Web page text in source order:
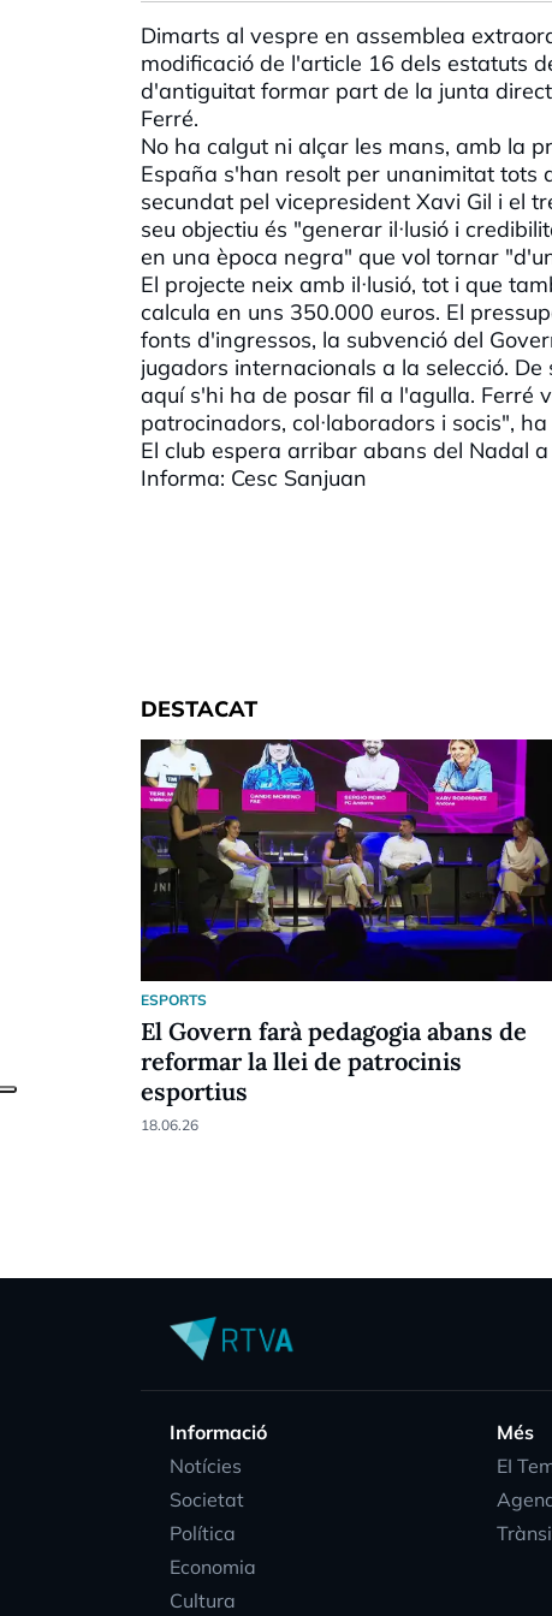
Dimarts al vespre en assemblea
modificació de l'article 16 dels estatuts
d'antiguitat formar part de la junta
Ferré.
No ha calgut ni alçar les mans, amb la
España s'han resolt per unanimitat tots
secundat pel vicepresident Xavi Gil i el
seu objectiu és "generar il·lusió i
en una època negra" que vol tornar
El projecte neix amb il·lusió, tot i que
calcula en uns 350.000 euros. El
fonts d'ingressos, la subvenció del
jugadors internacionals a la selecció.
aquí s'hi ha de posar fil a l'agulla. Ferré
patrocinadors, col·laboradors i socis", ha
El club espera arribar abans del Nadal
Informa: Cesc Sanjuan
DESTACAT
ESPORTS
El Govern farà pedagogia abans de
reformar la llei de patrocinis
esportius
18.06.26
Informació
Notícies
Societat
Política
Economia
Cultura
Més
EI